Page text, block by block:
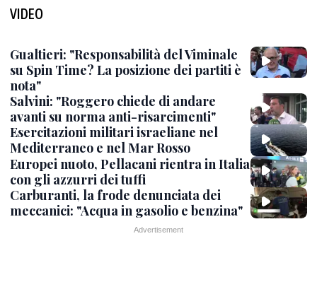
VIDEO
Gualtieri: "Responsabilità del Viminale
su Spin Time? La posizione dei partiti è
nota"
Salvini: "Roggero chiede di andare
avanti su norma anti-risarcimenti"
Esercitazioni militari israeliane nel
Mediterraneo e nel Mar Rosso
Europei nuoto, Pellacani rientra in Italia
con gli azzurri dei tuffi
Carburanti, la frode denunciata dei
meccanici: "Acqua in gasolio e benzina"